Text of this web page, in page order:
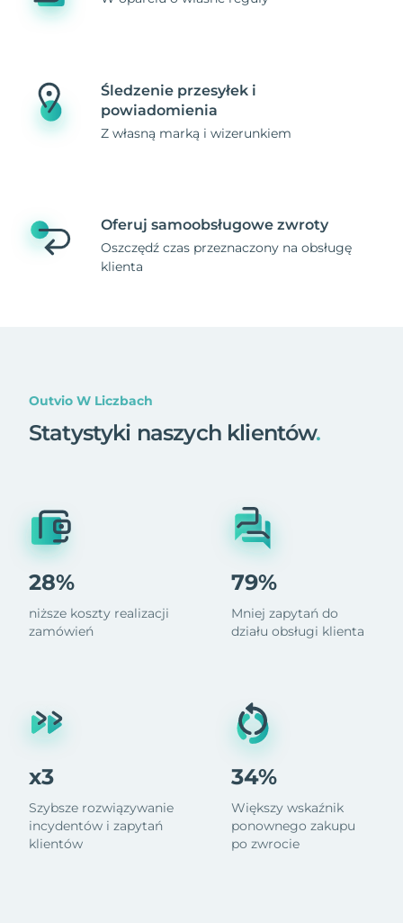
Śledzenie przesyłek i
powiadomienia
Z własną marką i wizerunkiem
Oferuj samoobsługowe zwroty
Oszczędź czas przeznaczony na obsługę
klienta
Outvio W Liczbach
Statystyki naszych klientów.
28%
niższe koszty realizacji
zamówień
x3
Szybsze rozwiązywanie
incydentów i zapytań
klientów
79%
Mniej zapytań do
działu obsługi klienta
34%
Większy wskaźnik
ponownego zakupu
po zwrocie